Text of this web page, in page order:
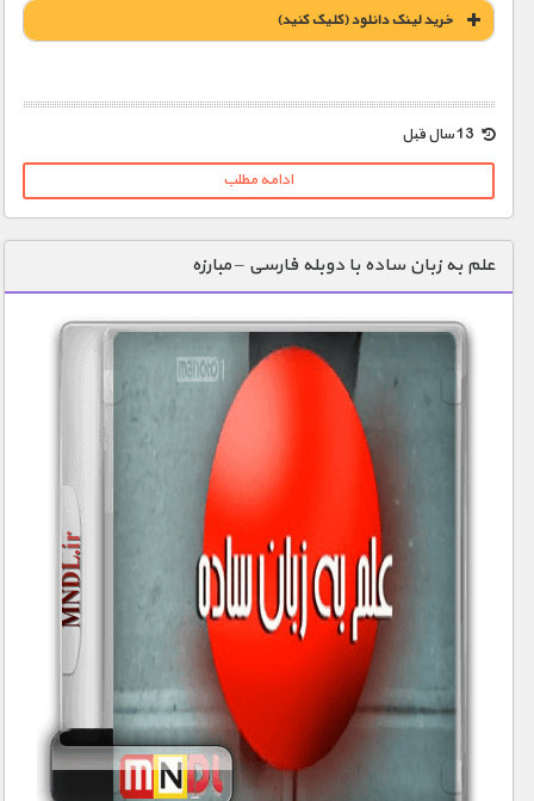
خريد لينک دانلود (کليک کنيد)
1900 تومان – خريد لينک دانلود (افزودن به سبد خريد)
ادامه مطلب
علم به زبان ساده با دوبله فارسی – مبارزه